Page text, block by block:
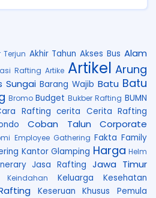
Terjun Akhir Tahun Akses Bus Alam
Rafting Artike Artikel Arung
Sungai Barang Wajib Batu Batu
Bromo Budget Bukber Rafting BUMN
Rafting cerita Cerita Rafting
Coban Talun
Corporate
Employee Gathering Fakta Family
Kantor Glamping Harga Helm
Jasa Rafting Jawa Timur
Keindahan Keluarga
Kesehatan
Keseruan
Khusus Pemula